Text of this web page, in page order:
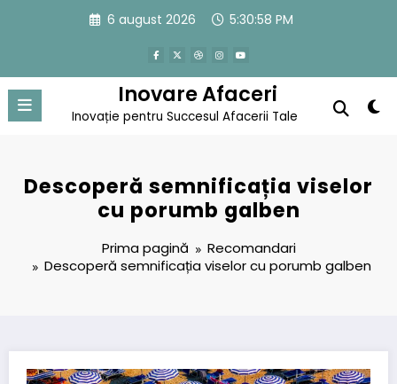
6 august 2026 5:30:59 PM
Inovare Afaceri
Inovație pentru Succesul Afacerii Tale
Descoperă semnificația viselor
cu porumb galben
Prima pagină
Recomandari
Descoperă semnificația viselor cu porumb galben